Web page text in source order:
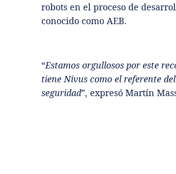
robots en el proceso de
conocido como AEB.
“Estamos orgullosos por este
tiene Nivus como el referente
seguridad”, expresó Martín